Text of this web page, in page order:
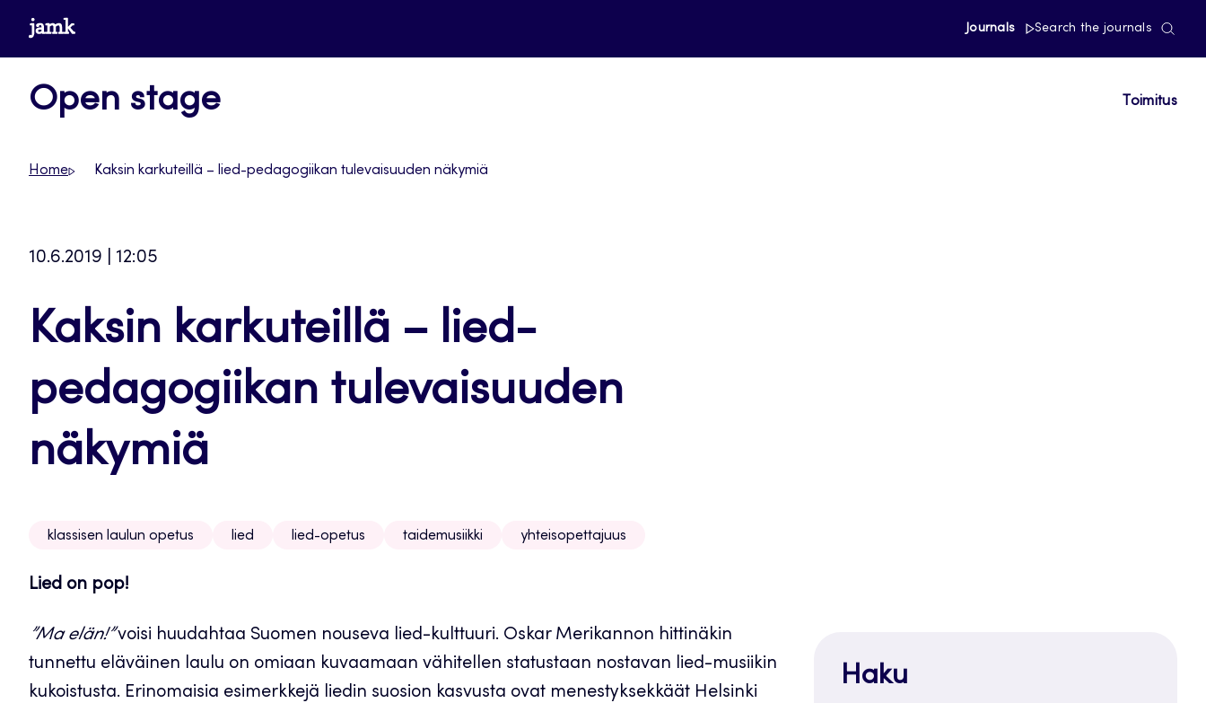
Siirrywww.jamk.fi Journals Search the journals
Open stage Toimitus
Home Kaksin karkuteillä – lied-pedagogiikan tulevaisuuden näkymiä
10.6.2019 | 12:05
Kaksin karkuteillä – lied-
pedagogiikan tulevaisuuden
näkymiä
klassisen laulun opetus lied lied-opetus taidemusiikki yhteisopettajuus
Lied on pop!
”Ma elän!”voisi huudahtaa Suomen nouseva lied-kulttuuri. Oskar Merikannon hittinäkin
tunnettu eläväinen laulu on omiaan kuvaamaan vähitellen statustaan nostavan lied-musiikin
kukoistusta. Erinomaisia esimerkkejä liedin suosion kasvusta ovat menestyksekkäät Helsinki
Haku